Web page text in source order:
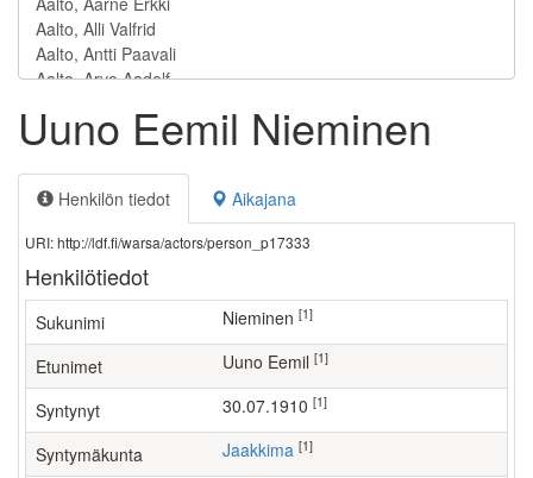
Uuno Eemil Nieminen
Henkilön tiedot Aikajana
URI: http://ldf.fi/warsa/actors/person_p17333
Henkilötiedot
Sukunimi Nieminen [1]
Etunimet Uuno Eemil [1]
Syntynyt 30.07.1910 [1]
Syntymäkunta Jaakkima [1]